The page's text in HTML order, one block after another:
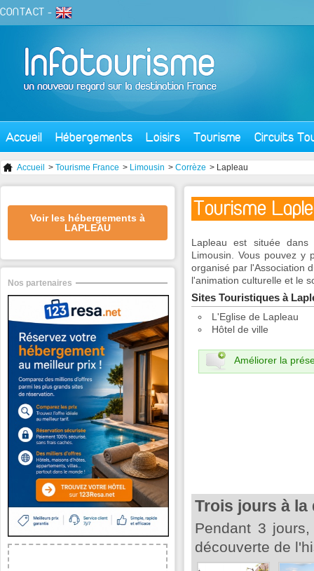
CONTACT -
Accueil Hébergements Loisirs Tourisme Circuits
Accueil > Tourisme France > Limousin > Corrèze > Lapleau
Tourisme
Lapleau est située
Limousin. Vous pouvez y
organisé par l'Association
l'animation culturelle et le
Sites Touristiques à
L'Eglise de Lapleau
Hôtel de ville
Améliorer la
Trois jours à
Pendant 3
découverte de
Voir les hébergements à
LAPLEAU
Nos partenaires